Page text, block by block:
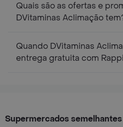
Quais são as ofertas e
DVitaminas Aclimação
Quando DVitaminas
entrega gratuita com
Supermercados